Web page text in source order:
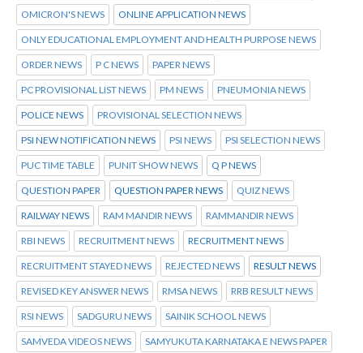
OMICRON'S NEWS ONLINE APPLICATION NEWS
ONLY EDUCATIONAL EMPLOYMENT AND HEALTH PURPOSE NEWS
ORDER NEWS P C NEWS PAPER NEWS
PC PROVISIONAL LIST NEWS PM NEWS PNEUMONIA NEWS
POLICE NEWS PROVISIONAL SELECTION NEWS
PSI NEW NOTIFICATION NEWS PSI NEWS PSI SELECTION NEWS
PUC TIME TABLE PUNIT SHOW NEWS Q P NEWS
QUESTION PAPER QUESTION PAPER NEWS QUIZ NEWS
RAILWAY NEWS RAM MANDIR NEWS RAMMANDIR NEWS
RBI NEWS RECRUITMENT NEWS RECRUITMENT NEWS
RECRUITMENT STAYED NEWS REJECTED NEWS RESULT NEWS
REVISED KEY ANSWER NEWS RMSA NEWS RRB RESULT NEWS
RSI NEWS SADGURU NEWS SAINIK SCHOOL NEWS
SAMVEDA VIDEOS NEWS SAMYUKUTA KARNATAKA E NEWS PAPER